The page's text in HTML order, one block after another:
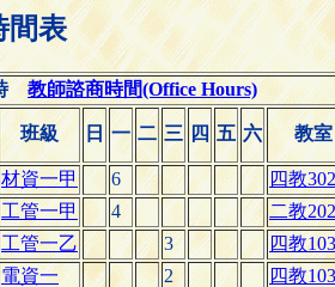
間表
教師諮商時間(Office Hours)
班級 日 一 二 三 四 五 六 教室
材資一甲 6 四教
工管一甲 4 二教
工管一乙 3 四教
電資一 2 四教